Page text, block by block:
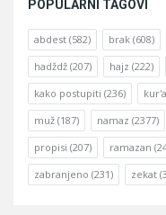
POPULARNI TAGOVI
abdest (582) brak (608)
hadždž (207) hajz (222)
kako postupiti (236)
muž (187) namaz (2377)
propisi (207) ramazan
zabranjeno (231) zekat